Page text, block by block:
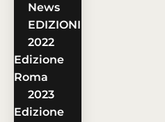
News
EDIZIONI
2022
Edizione
Roma
2023
Edizione